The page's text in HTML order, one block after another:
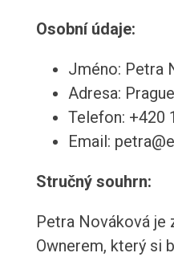
Osobní údaje:
Jméno: Petra
Adresa:
Telefon: +420
Email:
Stručný souhrn:
Petra Nováková je
Ownerem, který si